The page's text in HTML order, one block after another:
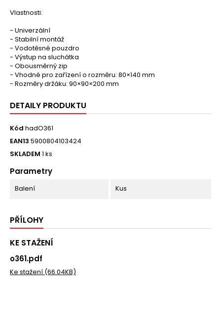
Vlastnosti:
- Univerzální
- Stabilní montáž
- Vodotěsné pouzdro
- Výstup na sluchátka
- Obousměrný zip
- Vhodné pro zařízení o rozměru: 80×140 mm
- Rozměry držáku: 90×90×200 mm
DETAILY PRODUKTU
Kód hadO361
EAN13 5900804103424
SKLADEM 1 ks
Parametry
Balení Kus
PŘÍLOHY
KE STAŽENÍ
o361.pdf
Ke stažení (66.04KB)